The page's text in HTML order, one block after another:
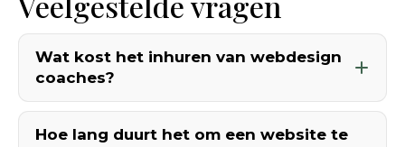
Wat kost het inhuren van webdesign
coaches?
Hoe lang duurt het om een website te